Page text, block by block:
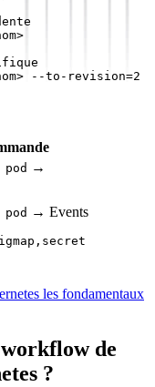
→
→ Events
les fondamentaux
de
?